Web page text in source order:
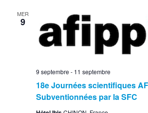
MER
9
18e Journées scientifiques
Subventionnées par la SFC
9 septembre - 11 septembre